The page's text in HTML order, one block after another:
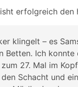
erfolgreich den
klingelt – es
Betten. Ich
27. Mal im
Schacht und